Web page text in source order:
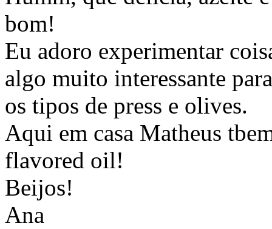
bom!
Eu adoro experimentar
algo muito interessante
os tipos de press e olives.
Aqui em casa Matheus
flavored oil!
Beijos!
Ana